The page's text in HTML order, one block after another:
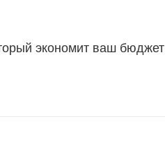
экономит ваш бюджет